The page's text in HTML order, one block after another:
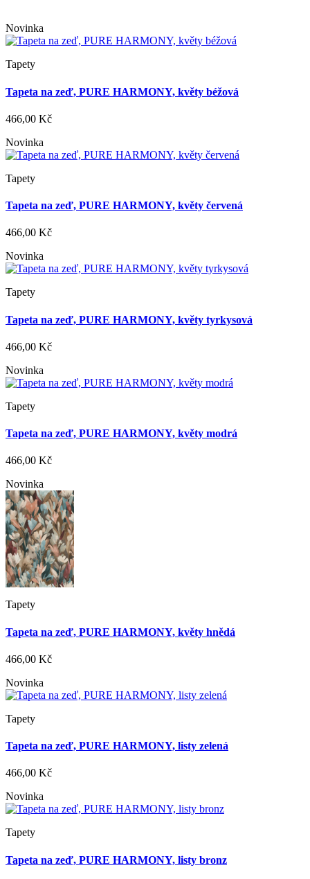
Novinka
Tapety
Tapeta na zeď, PURE HARMONY, květy béžová
466,00 Kč
Novinka
Tapety
Tapeta na zeď, PURE HARMONY, květy červená
466,00 Kč
Novinka
Tapety
Tapeta na zeď, PURE HARMONY, květy tyrkysová
466,00 Kč
Novinka
Tapety
Tapeta na zeď, PURE HARMONY, květy modrá
466,00 Kč
Novinka
Tapety
Tapeta na zeď, PURE HARMONY, květy hnědá
466,00 Kč
Novinka
Tapety
Tapeta na zeď, PURE HARMONY, listy zelená
466,00 Kč
Novinka
Tapety
Tapeta na zeď, PURE HARMONY, listy bronz